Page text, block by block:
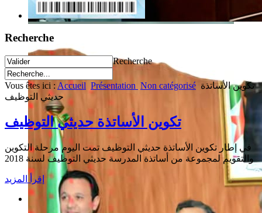
Recherche
Recherche
Vous êtes ici : Accueil Présentation Non catégorisé تكوين الأساتذة
حديثي التوظيف
تكوين الأساتذة حديثي التوظيف
في إطار تكوين الأساتذة حديثي التوظيف تمت اليوم مرحلة التكوين
والتقويم لمجموعة من أساتذة المدرسة حديثي التوظيف لسنة 2018
إقرأ المزيد